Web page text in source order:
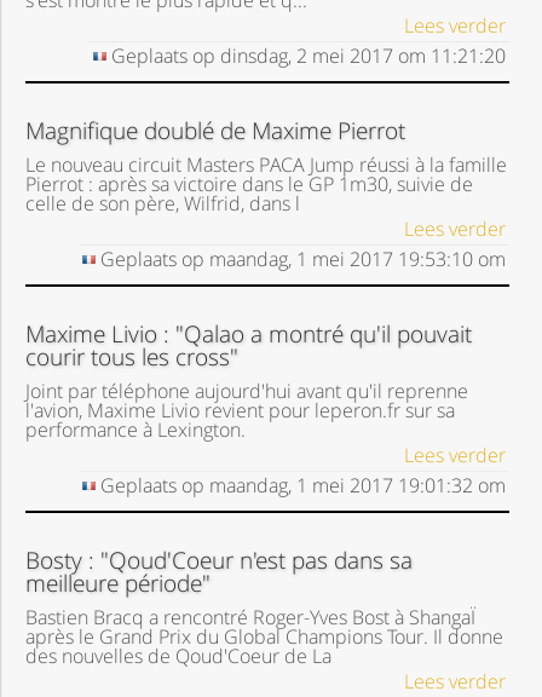
Lees verder
Geplaats op dinsdag, 2 mei 2017 om 11:21:20
Magnifique doublé de Maxime Pierrot
Le nouveau circuit Masters PACA Jump réussi à la famille
Pierrot : après sa victoire dans le GP 1m30, suivie de
celle de son père, Wilfrid, dans l
Lees verder
Geplaats op maandag, 1 mei 2017 19:53:10om
Maxime Livio : "Qalao a montré qu'il pouvait
courir tous les cross"
Joint par téléphone aujourd'hui avant qu'il reprenne
l'avion, Maxime Livio revient pour leperon.fr sur sa
performance à Lexington.
Lees verder
Geplaats op maandag, 1 mei 2017 19:01:32 om
Bosty : "Qoud'Coeur n'est pas dans sa
meilleure période"
Bastien Bracq a rencontré Roger-Yves Bost à ShangaÏ
après le Grand Prix du Global Champions Tour. Il donne
des nouvelles de Qoud'Coeur de La
Lees verder